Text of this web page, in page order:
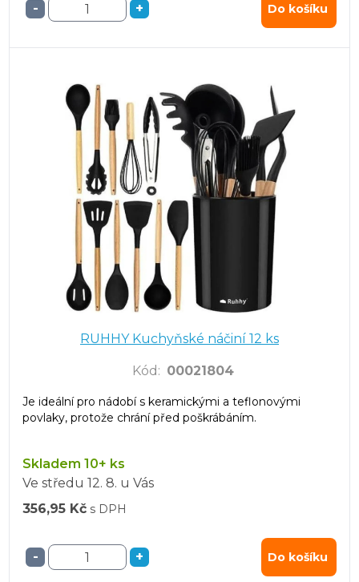
- + Do košíku
RUHHY Kuchyňské náčiní 12 ks
Kód : 00021804
Je ideální pro nádobí s keramickými a teflonovými
povlaky, protože chrání před poškrábáním.
Skladem 10+ ks
Ve středu 12. 8. u Vás
356,95 Kč s DPH
- + Do košíku